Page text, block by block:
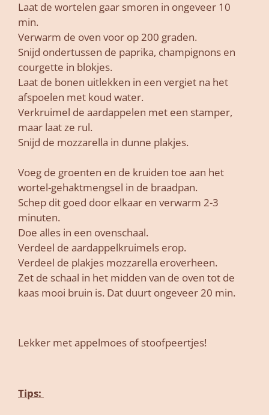
Laat de wortelen gaar smoren in ongeveer 10
min.
Verwarm de oven voor op 200 graden.
Snijd ondertussen de paprika, champignons en
courgette in blokjes.
Laat de bonen uitlekken in een vergiet na het
afspoelen met koud water.
Verkruimel de aardappelen met een stamper,
maar laat ze rul.
Snijd de mozzarella in dunne plakjes.
Voeg de groenten en de kruiden toe aan het
wortel-gehaktmengsel in de braadpan.
Schep dit goed door elkaar en verwarm 2-3
minuten.
Doe alles in een ovenschaal.
Verdeel de aardappelkruimels erop.
Verdeel de plakjes mozzarella eroverheen.
Zet de schaal in het midden van de oven tot de
kaas mooi bruin is. Dat duurt ongeveer 20 min.
Lekker met appelmoes of stoofpeertjes!
Tips: